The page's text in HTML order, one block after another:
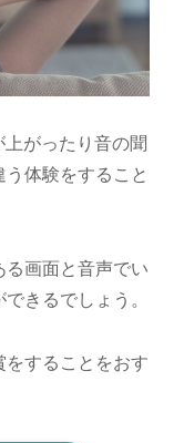
がったり音の聞
体験をすること
画面と音声でい
きるでしょう。
をすることをおす